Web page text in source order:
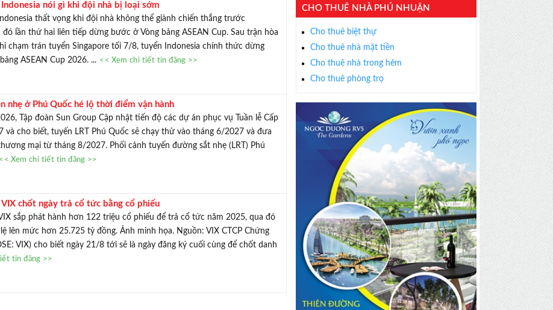
nói gì khi đội nhà bị loại sớm
thất vọng khi đội nhà không thể giành chiến thắng trước
đó lần thứ hai liên tiếp dừng bước ở Vòng bảng ASEAN Cup. Sau trận hòa
chạm trán tuyển Singapore tối 7/8, tuyển Indonesia chính thức dừng
ASEAN Cup 2026. ... << Xem chi tiết tin đăng >>
nhẹ ở Phú Quốc hé lộ thời điểm vận hành
Tập đoàn Sun Group Cập nhật tiến độ các dự án phục vụ Tuần lễ Cấp
và cho biết, tuyến LRT Phú Quốc sẽ chạy thử vào tháng 6/2027 và đưa
mại từ tháng 8/2027. Phối cảnh tuyến đường sắt nhẹ (LRT) Phú
<< Xem chi tiết tin đăng >>
VIX chốt ngày trả cổ tức bằng cổ phiếu
sắp phát hành hơn 122 triệu cổ phiếu để trả cổ tức năm 2025, qua đó
lên mức hơn 25.725 tỷ đồng. Ảnh minh họa. Nguồn: VIX CTCP Chứng
VIX) cho biết ngày 21/8 tới sẽ là ngày đăng ký cuối cùng để chốt danh
tin đăng >>
CHO THUÊ NHÀ PHÚ NHUẬN
Cho thuê biệt thự
Cho thuê nhà mặt tiền
Cho thuê nhà trong hẻm
Cho thuê phòng trọ